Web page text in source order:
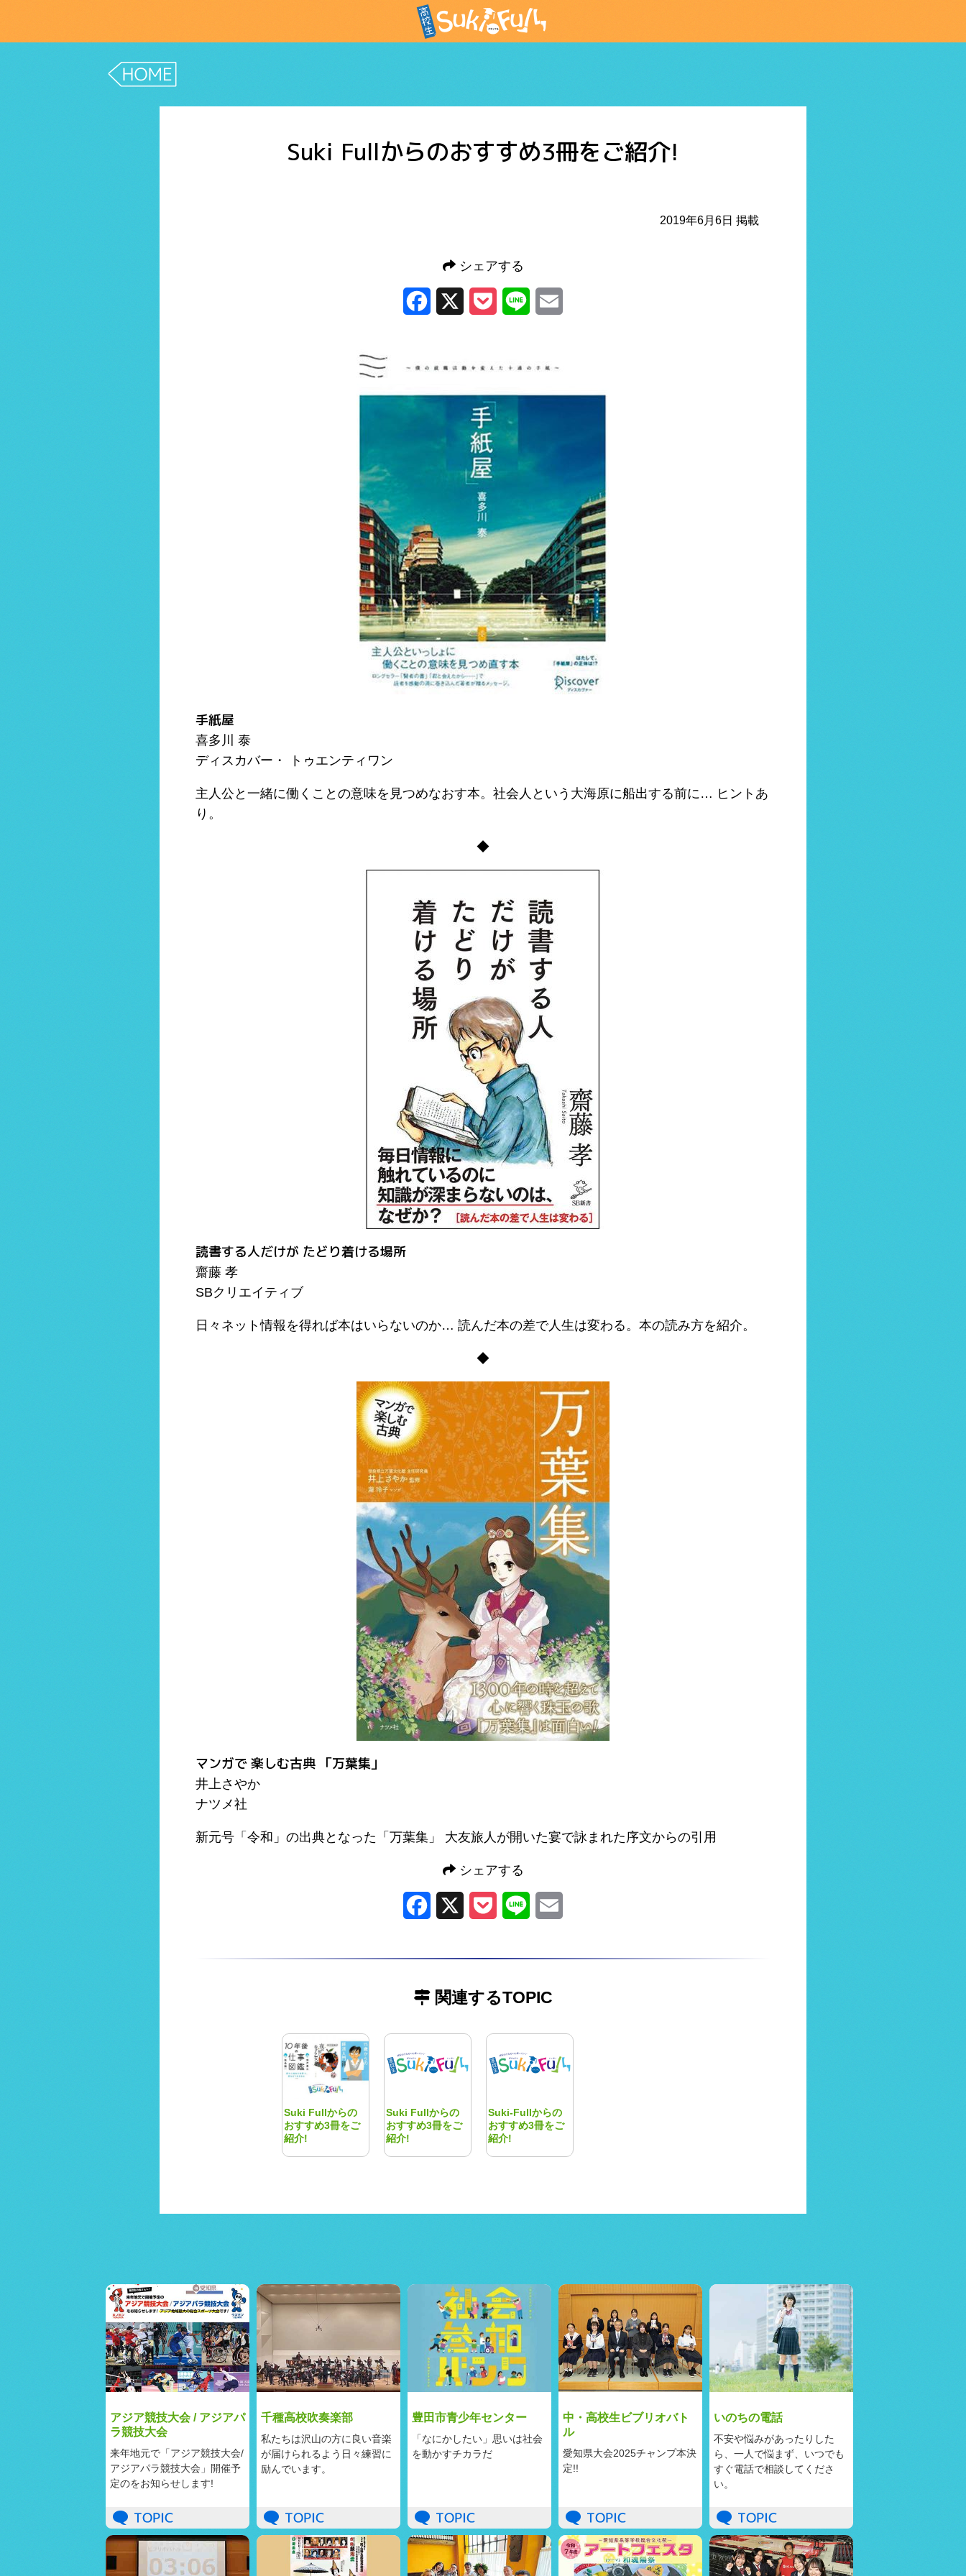
Suki Fullからのおすすめ3冊をご紹介!
2019年6月6日 掲載
シェアする
Facebook Pocket Line
手紙屋
喜多川 泰
ディスカバー・ トゥエンティワン
主人公と一緒に働くことの意味を見つめなおす本。社会人という大海原に船出する前に… ヒントあ
り。
◆
読書する人だけが たどり着ける場所
齋藤 孝
SBクリエイティブ
日々ネット情報を得れば本はいらないのか… 読んだ本の差で人生は変わる。本の読み方を紹介。
◆
マンガで 楽しむ古典 「万葉集」
井上さやか
ナツメ社
新元号「令和」の出典となった「万葉集」 大友旅人が開いた宴で詠まれた序文からの引用
シェアする
Facebook Pocket Line
関連するTOPIC
Suki Fullからの
おすすめ3冊をご
紹介!
Suki Fullからの
おすすめ3冊をご
紹介!
Suki-Fullからの
おすすめ3冊をご
紹介!
アジア競技大会 / アジアパ
ラ競技大会
来年地元で「アジア競技大会/
アジアパラ競技大会」開催予
定のをお知らせします!
千種高校吹奏楽部
私たちは沢山の方に良い音楽
が届けられるよう日々練習に
励んでいます。
豊田市青少年センター
「なにかしたい」思いは社会
を動かすチカラだ
中・高校生ビブリオバト
ル
愛知県大会2025チャンプ本決
定!!
いのちの電話
不安や悩みがあったりした
ら、一人で悩まず、いつでも
すぐ電話で相談してくださ
い。